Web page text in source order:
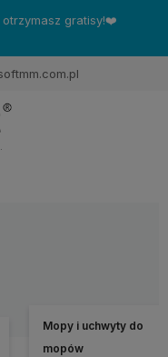
otrzymasz gratisy!❤️
Mopy i uchwyty do
mopów